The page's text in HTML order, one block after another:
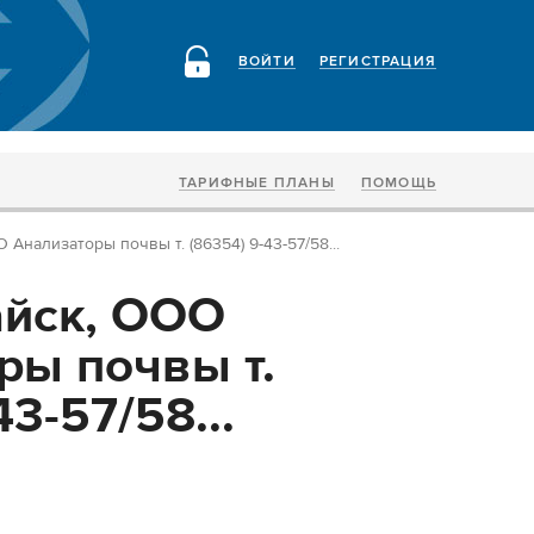
РЕГИСТРАЦИЯ
ВОЙТИ
ТАРИФНЫЕ ПЛАНЫ ПОМОЩЬ
почвы т. (86354) 9-43-57/58...
ООО
почвы т.
57/58...